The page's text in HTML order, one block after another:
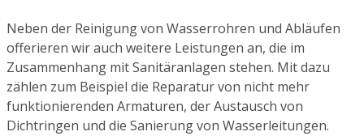
Neben der Reinigung von Wasserrohren und Abläufen
offerieren wir auch weitere Leistungen an, die im
Zusammenhang mit Sanitäranlagen stehen. Mit dazu
zählen zum Beispiel die Reparatur von nicht mehr
funktionierenden Armaturen, der Austausch von
Dichtringen und die Sanierung von Wasserleitungen.